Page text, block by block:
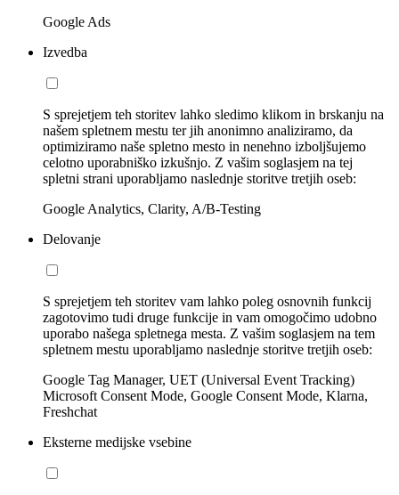
Google Ads
Izvedba
S sprejetjem teh storitev lahko sledimo klikom in brskanju na
našem spletnem mestu ter jih anonimno analiziramo, da
optimiziramo naše spletno mesto in nenehno izboljšujemo
celotno uporabniško izkušnjo. Z vašim soglasjem na tej
spletni strani uporabljamo naslednje storitve tretjih oseb:
Google Analytics, Clarity, A/B-Testing
Delovanje
S sprejetjem teh storitev vam lahko poleg osnovnih funkcij
zagotovimo tudi druge funkcije in vam omogočimo udobno
uporabo našega spletnega mesta. Z vašim soglasjem na tem
spletnem mestu uporabljamo naslednje storitve tretjih oseb:
Google Tag Manager, UET (Universal Event Tracking)
Microsoft Consent Mode, Google Consent Mode, Klarna,
Freshchat
Eksterne medijske vsebine